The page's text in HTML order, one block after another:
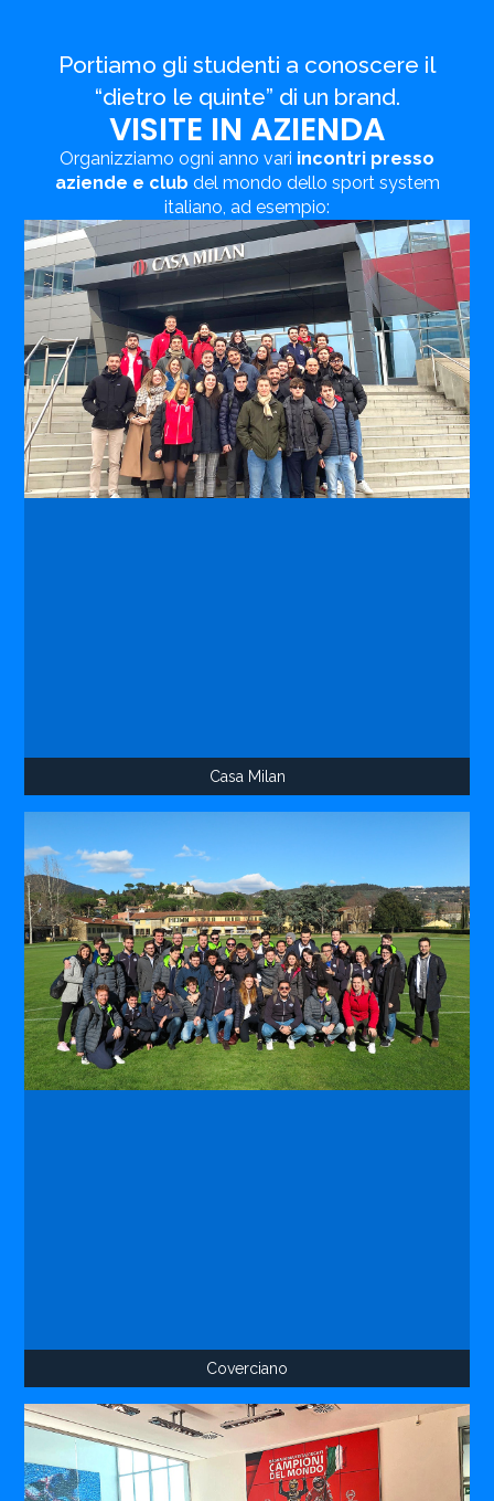
Portiamo gli studenti a conoscere il
“dietro le quinte” di un brand.
VISITE IN AZIENDA
Organizziamo ogni anno vari incontri presso
aziende e club del mondo dello sport system
italiano, ad esempio:
Casa Milan
Coverciano